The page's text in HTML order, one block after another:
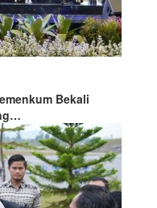
Bekali